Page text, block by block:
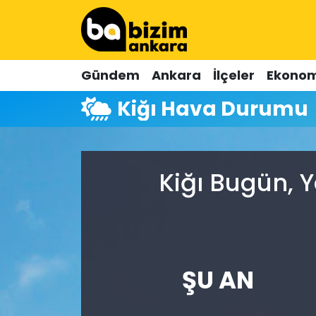
Gündem Ankara İlçeler
Kiğı Hava Durumu
Kiğı Bugün,
ŞU AN
Hava Durumu
Trafik Durumu
Süper Lig Puan Durumu ve Fikstür